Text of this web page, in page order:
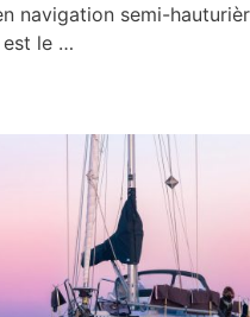
navigation semi-
est le …